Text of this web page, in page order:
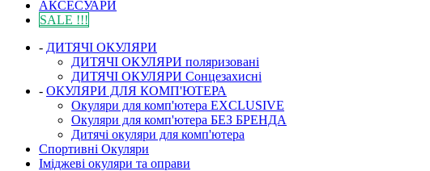
АКСЕСУАРИ
SALE !!!
- ДИТЯЧІ ОКУЛЯРИ
ДИТЯЧІ ОКУЛЯРИ поляризовані
ДИТЯЧІ ОКУЛЯРИ Сонцезахисні
- ОКУЛЯРИ ДЛЯ КОМП'ЮТЕРА
Окуляри для комп'ютера EXCLUSIVE
Окуляри для комп'ютера БЕЗ БРЕНДА
Дитячі окуляри для комп'ютера
Спортивні Окуляри
Іміджеві окуляри та оправи